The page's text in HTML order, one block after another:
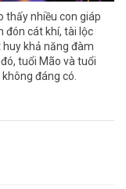
thấy nhiều con giáp
đón cát khí, tài lộc
khả năng đàm
tuổi Mão và tuổi
đáng có.